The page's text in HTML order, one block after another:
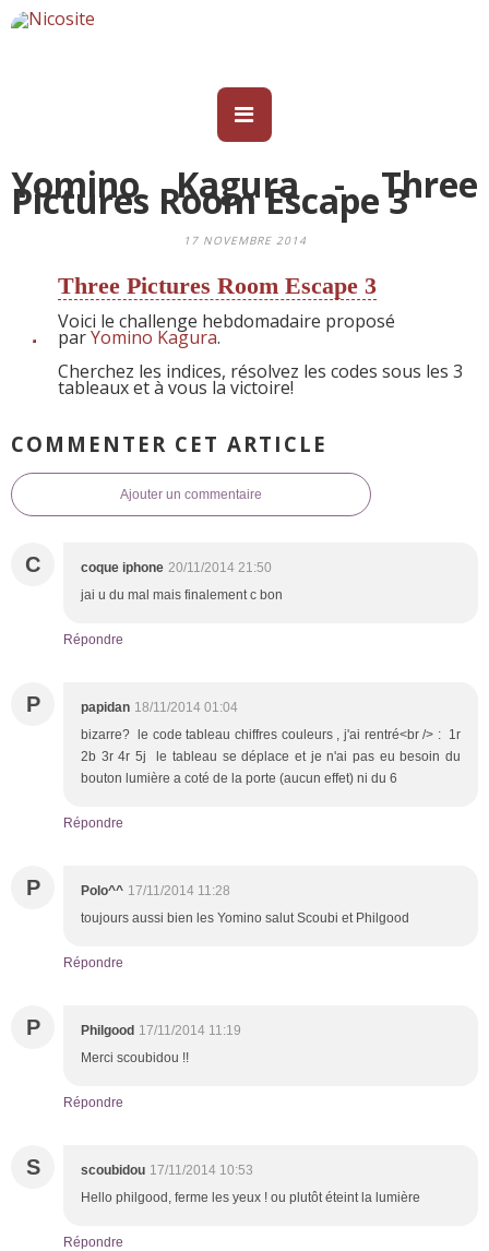
Yomino Kagura - Three
Pictures Room Escape 3
17 NOVEMBRE 2014
Three Pictures Room Escape 3
Voici le challenge hebdomadaire proposé
parYomino Kagura.
Cherchez les indices, résolvez les codes sous les 3
tableaux et à vous la victoire!
COMMENTER CET ARTICLE
Ajouter un commentaire
C coque iphone 20/11/2014 21:50
jai u du mal mais finalement c bon
Répondre
P papidan 18/11/2014 01:04
bizarre? le code tableau chiffres couleurs , j'ai rentré<br /> : 1r
2b 3r 4r 5j le tableau se déplace et je n'ai pas eu besoin du
bouton lumière a coté de la porte (aucun effet) ni du 6
Répondre
P Polo^^ 17/11/2014 11:28
toujours aussi bien les Yomino salut Scoubi et Philgood
Répondre
P Philgood 17/11/2014 11:19
Merci scoubidou !!
Répondre
S scoubidou 17/11/2014 10:53
Hello philgood, ferme les yeux ! ou plutôt éteint la lumière
Répondre